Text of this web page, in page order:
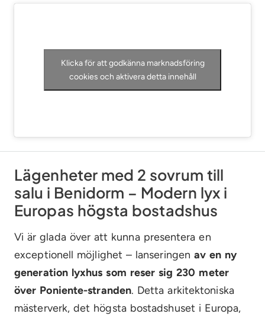
Klicka för att godkänna marknadsföring
cookies och aktivera detta innehåll
Lägenheter med 2 sovrum till
salu i Benidorm – Modern lyx i
Europas högsta bostadshus
Vi är glada över att kunna presentera en
exceptionell möjlighet – lanseringen av en ny
generation lyxhus som reser sig 230 meter
över Poniente-stranden. Detta arkitektoniska
mästerverk, det högsta bostadshuset i Europa,